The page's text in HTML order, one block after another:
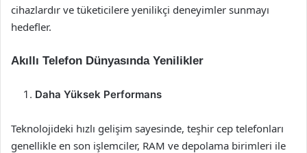
cihazlardır ve tüketicilere yenilikçi deneyimler sunmayı
hedefler.
Akıllı Telefon Dünyasında Yenilikler
Daha Yüksek Performans
Teknolojideki hızlı gelişim sayesinde, teşhir cep telefonları
genellikle en son işlemciler, RAM ve depolama birimleri ile